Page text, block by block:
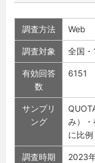
調査方法 Web
調査対象 全国
有効回答
数
6151
サンプリ
ング
み）
に比
調査時期 2023